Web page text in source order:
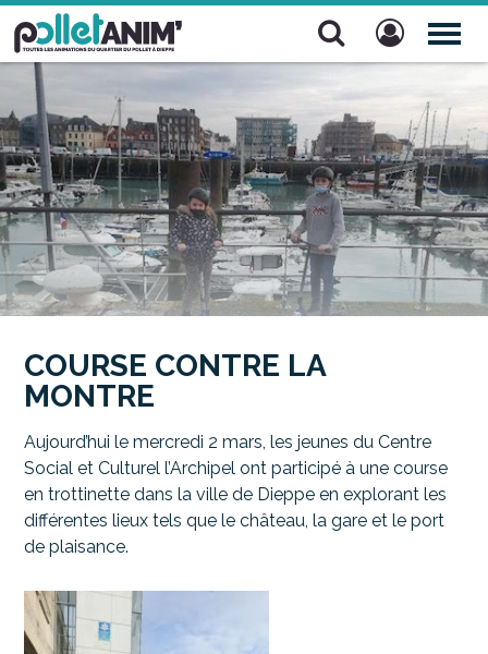
Pollet Anim'
COURSE CONTRE LA
MONTRE
Aujourd’hui le mercredi 2 mars, les jeunes du Centre
Social et Culturel l’Archipel ont participé à une course
en trottinette dans la ville de Dieppe en explorant les
différentes lieux tels que le château, la gare et le port
de plaisance.